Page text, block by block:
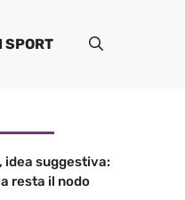
SPORT
idea suggestiva:
resta il nodo